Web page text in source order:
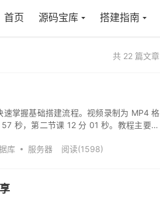
首页 源码宝库 搭建指南
共 22 篇文章
掌握基础搭建流程。视频录制为 MP4 格
秒，第二节课 12 分 01 秒。教程主要讲
库 服务器 阅读(1598)